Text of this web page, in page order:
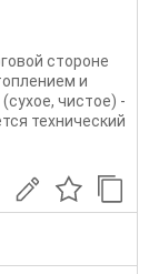
стороне
и
чистое) -
технический